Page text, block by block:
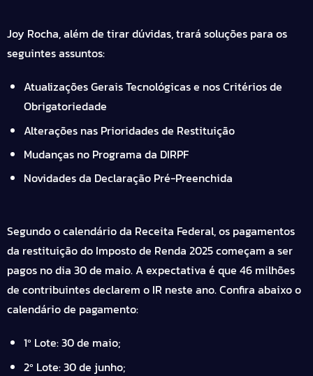
Joy Rocha, além de tirar dúvidas, trará soluções para os
seguintes assuntos:
Atualizações Gerais Tecnológicas e nos Critérios de
Obrigatoriedade
Alterações nas Prioridades de Restituição
Mudanças no Programa da DIRPF
Novidades da Declaração Pré-Preenchida
Segundo o calendário da Receita Federal, os pagamentos
da restituição do Imposto de Renda 2025 começam a ser
pagos no dia 30 de maio. A expectativa é que 46 milhões
de contribuintes declarem o IR neste ano. Confira abaixo o
calendário de pagamento:
1º Lote: 30 de maio;
2º Lote: 30 de junho;